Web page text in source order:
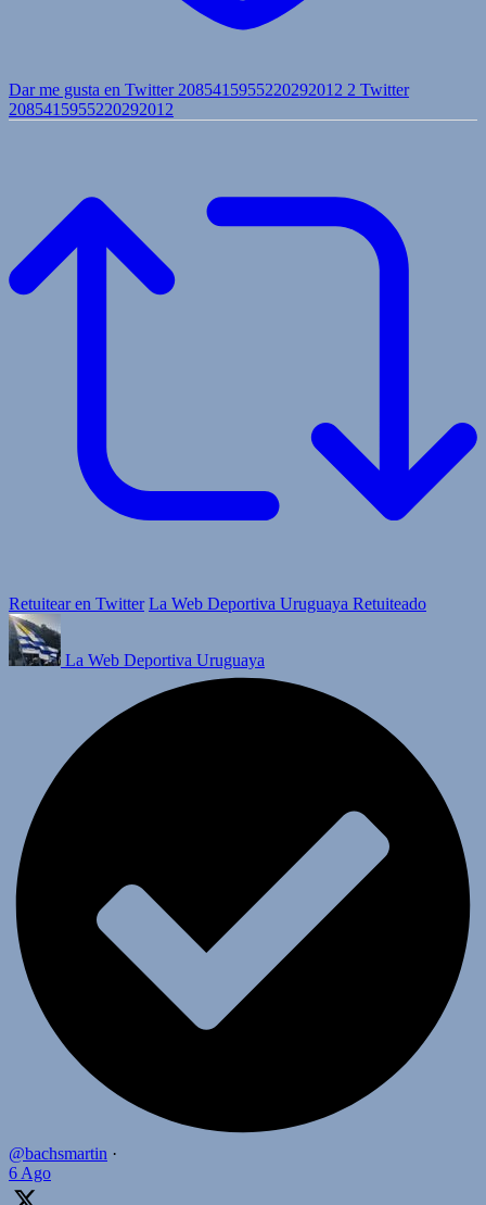
Dar me gusta en Twitter 2085415955220292012 2 Twitter
2085415955220292012
Retuitear en Twitter La Web Deportiva Uruguaya Retuiteado
La Web Deportiva Uruguaya
@bachsmartin ·
6 Ago